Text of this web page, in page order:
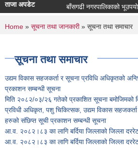
ताजा अपडेट बाँसगढी नगरपालिकाको भूउपयोग
You are here
Home » सूचना तथा जानकारी» सूचना तथा समाचार
सूचना तथा समाचार
उद्यम विकास सहजकर्ता र सूचना प्रविधि अधिकृतको
प्रकाशन सम्बन्धी सूचना
मिति २०८२/०३/२६ गतेको प्रकाशित सूचना बमोजिमको
प्रविधी अधिकृत, पशु चिकित्सक, उद्यम विकास सहजकर्ता
हरुको संछिप्त सूची प्रकाशन सम्बन्धी सूचना
आ.व. २०८२।८३ का लागि बर्दिया जिल्लाको जिल्ला
आ.व. २०८२।८३ का लागि बर्दिया जिल्लाको जिल्ला